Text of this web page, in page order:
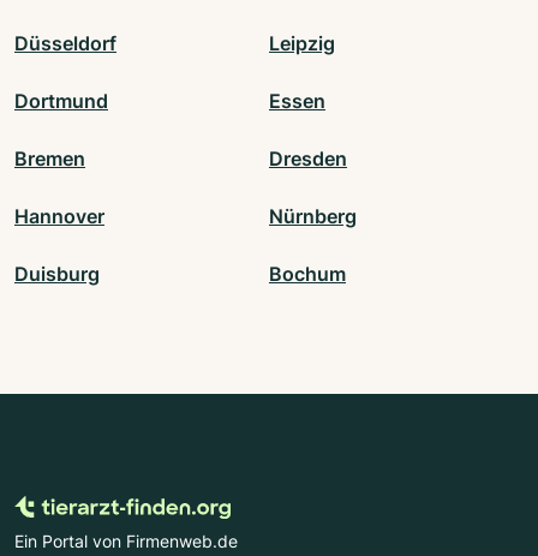
Düsseldorf Leipzig
Dortmund Essen
Bremen Dresden
Hannover Nürnberg
Duisburg Bochum
Ein Portal von Firmenweb.de